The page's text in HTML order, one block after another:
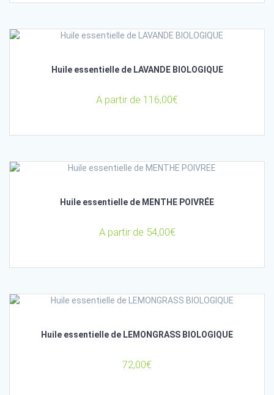
Huile essentielle de LAVANDE BIOLOGIQUE
A partir de 116,00€
Huile essentielle de MENTHE POIVRÉE
A partir de 54,00€
Huile essentielle de LEMONGRASS BIOLOGIQUE
72,00€